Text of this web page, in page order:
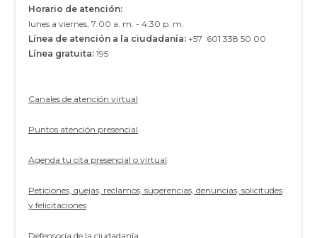
Horario de atención:
lunes a viernes, 7:00 a. m. - 4:30 p. m.
Línea de atención a la ciudadanía: +57 601 338 50 00
Línea gratuita: 195
Canales de atención virtual
Puntos atención presencial
Agenda tu cita presencial o virtual
Peticiones, quejas, reclamos, sugerencias, denuncias, solicitudes
y felicitaciones
Defensoría de la ciudadanía